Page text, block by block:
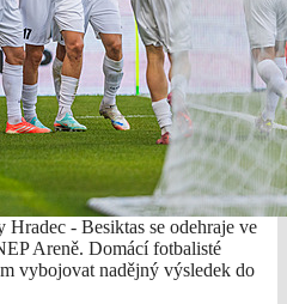
- Besiktas se odehraje ve
Areně. Domácí fotbalisté
vybojovat nadějný výsledek do